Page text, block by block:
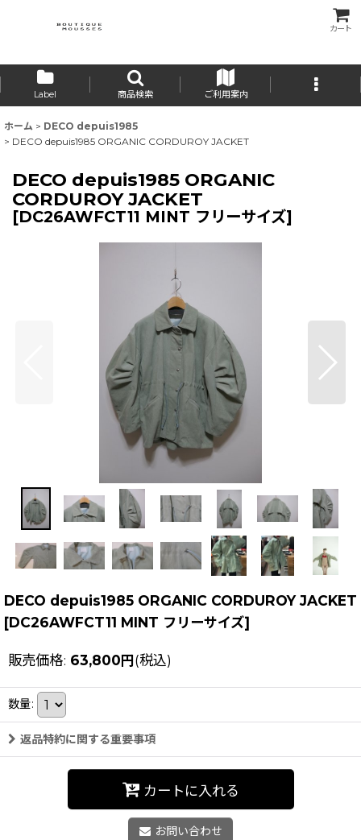
カート
Label 商品検索 ご利用案内
ホーム > DECO depuis1985
> DECO depuis1985 ORGANIC CORDUROY JACKET
DECO depuis1985 ORGANIC
CORDUROY JACKET
[DC26AWFCT11 MINT フリーサイズ]
DECO depuis1985 ORGANIC CORDUROY JACKET
[DC26AWFCT11 MINT フリーサイズ]
販売価格: 63,800円(税込)
数量:
返品特約に関する重要事項
カートに入れる
お問い合わせ